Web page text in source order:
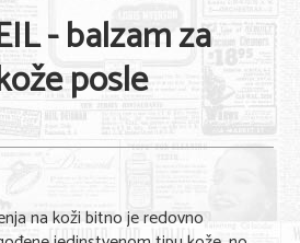
- balzam za
posle
na koži bitno je redovno